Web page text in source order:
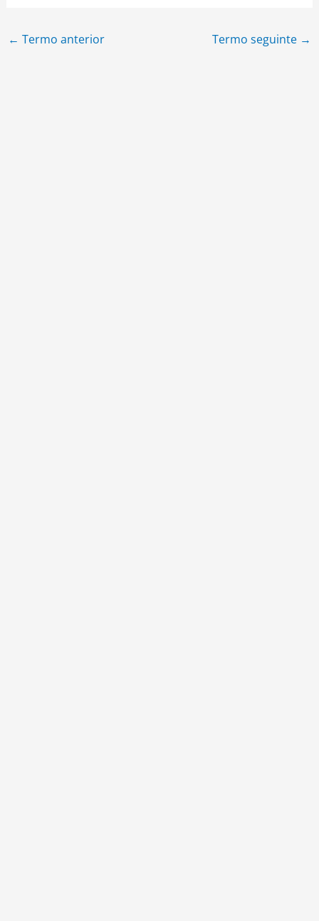
← Termo anterior Termo seguinte →